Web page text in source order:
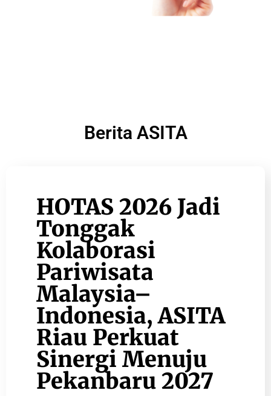
Berita ASITA
HOTAS 2026 Jadi
Tonggak
Kolaborasi
Pariwisata
Malaysia–
Indonesia, ASITA
Riau Perkuat
Sinergi Menuju
Pekanbaru 2027